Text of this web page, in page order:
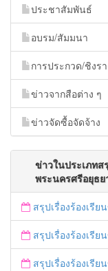
ประชาสัมพันธ์
อบรม/สัมมนา
การประกวด/ชิงร
ข่าวจากสือต่าง ๆ
ข่าวจัดซื้อจัดจ้าง
ข่าวในประเภทส
พระนครศรีอยุธ
สรุปเรื่องร้องเรียนของจังหวั
สรุปเรื่องร้องเรียนของจังหวัดพร
สรุปเรื่องร้องเรียนของจังหวั